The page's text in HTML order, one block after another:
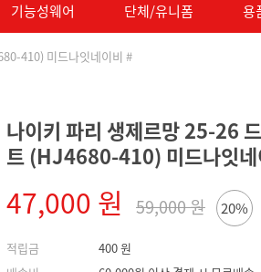
기능성웨어 단체/유니폼 용
410) 미드나잇네이비 #
나이키 파리 생제르망 25-26
트 (HJ4680-410) 미드나잇
47,000 원 59,000 원 20%
적립금
400 원